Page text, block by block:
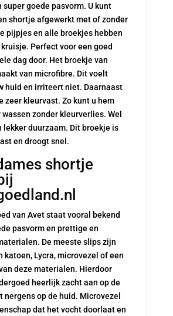
super goede pasvorm. U kunt
shortje afgewerkt met of zonder
pijpjes en alle broekjes hebben
Perfect voor een goed
dag door. Het broekje van
van microfibre. Dit voelt
huid en irriteert niet. Daarnaast
zeer kleurvast. Zo kunt u hem
wassen zonder kleurverlies. Wel
lekker duurzaam. Dit broekje is
en droogt snel.
shortje
van Avet staat vooral bekend
pasvorm en prettige en
De meeste slips zijn
katoen, Lycra, microvezel of een
deze materialen. Hierdoor
heerlijk zacht aan op de
nergens op de huid. Microvezel
dat het vocht doorlaat en